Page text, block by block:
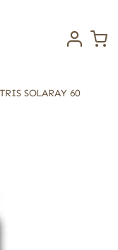
SOLARAY 60